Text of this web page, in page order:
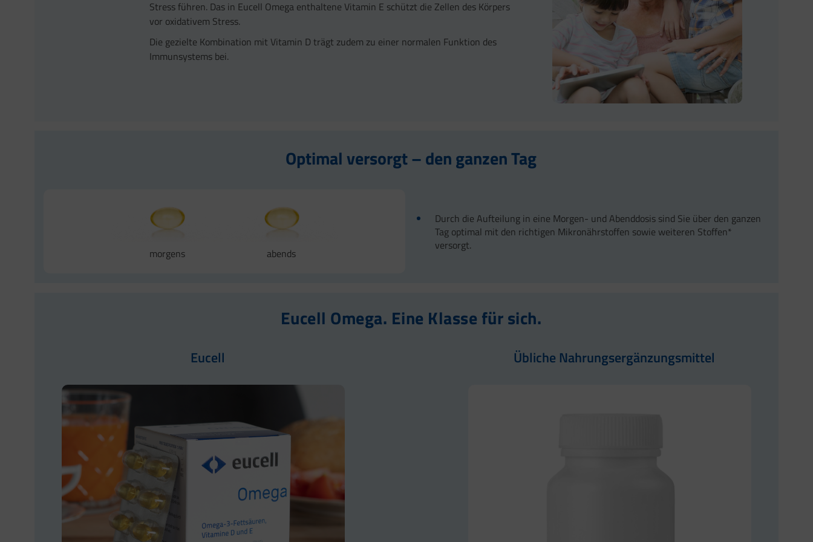
Stress führen. Das in Eucell Omega enthaltene Vitamin E schützt die Zellen des Körpers
vor oxidativem Stress.
Die gezielte Kombination mit Vitamin D trägt zudem zu einer normalen Funktion des
Immunsystems bei.
Optimal versorgt – den ganzen Tag
morgens abends
Durch die Aufteilung in eine Morgen- und Abenddosis sind Sie über den ganzen
Tag optimal mit den richtigen Mikronährstoffen sowie weiteren Stoffen*
versorgt.
Eucell Omega. Eine Klasse für sich.
Eucell Übliche Nahrungsergänzungsmittel